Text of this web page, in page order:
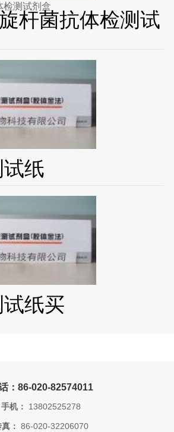
检测试剂盒
杆菌抗体检测试
纸
纸买
：86-020-82574011
手机： 13802525278
： 86-020-32206070